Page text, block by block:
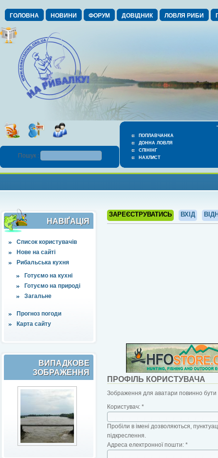
ГОЛОВНА НОВИНИ ФОРУМ ДОВІДНИК ЛОВЛЯ РИБИ
ПОПЛАВЧАНКА
ДОННА ЛОВЛЯ
СПІНІНГ
НАХЛИСТ
Пошук :
НАВІҐАЦІЯ
Список користувачів
Нове на сайті
Рибальська кухня
Готуємо на кухні
Готуємо на природі
Загальне
Прогноз погоди
Карта сайту
ВИПАДКОВЕ
ЗОБРАЖЕННЯ
ЗАРЕЄСТРУВАТИСЬ ВХІД
ПРОФІЛЬ КОРИСТУВАЧА
Зображення для аватари повинно бути
Користувач: *
Пробіли в імені дозволяються,
підкреслення.
Адреса електронної пошти: *